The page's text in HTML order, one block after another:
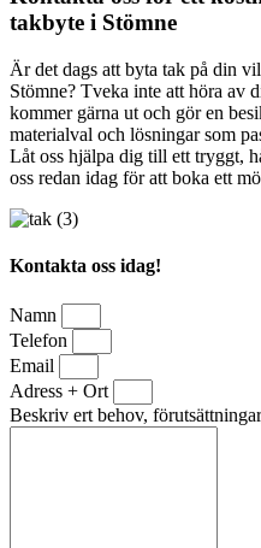
takbyte i Stömne
Är det dags att byta tak på din
Stömne? Tveka inte att höra av
kommer gärna ut och gör en
materialval och lösningar som
Låt oss hjälpa dig till ett tryggt,
oss redan idag för att boka ett
Kontakta oss idag!
Namn
Telefon
Email
Adress + Ort
Beskriv ert behov,